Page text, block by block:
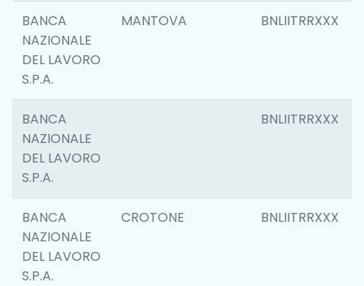
BANCA
NAZIONALE
DEL LAVORO
S.P.A.
MANTOVA BNLIITRRXXX
BANCA
NAZIONALE
DEL LAVORO
S.P.A.
BNLIITRRXXX
BANCA
NAZIONALE
DEL LAVORO
S.P.A.
CROTONE BNLIITRRXXX